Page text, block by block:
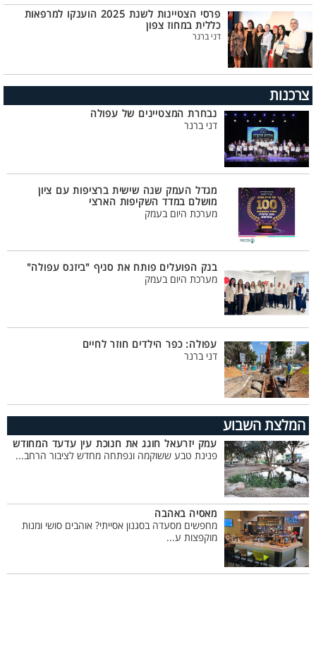
פרסי הצטיינות לשנת 2025 הוענקו למרפאות
כללית במחוז צפון
דני ברנר
צרכנות
נבחרת המצטיינים של עפולה
דני ברנר
מגדל העמק שנה שישית ברציפות עם ציון
מושלם במדד השקיפות הארצי
מערכת היום בעמק
בנק הפועלים פותח את סניף "ביזנס עפולה"
מערכת היום בעמק
עפולה: כפר הילדים חוזר לחיים
דני ברנר
המלצת השבוע
עמק יזרעאל חוגג את חנוכת עין עדעד המחודש
פנינת טבע ששוקמה ונפתחה מחדש לציבור הרחב...
מאסיה באהבה
מחפשים מסעדה בסגנון אסייתי? אוהבים סושי ומנות
מוקפצות ע...